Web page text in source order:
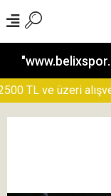
TL ve üzeri